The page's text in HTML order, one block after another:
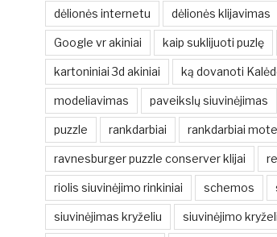
dėlionės internetu dėlionės klijavimas
Google vr akiniai kaip suklijuoti puzlę
kartoniniai 3d akiniai ką dovanoti
modeliavimas paveikslų siuvinėjimas
puzzle rankdarbiai rankdarbiai
ravnesburger puzzle conserver klijai
riolis siuvinėjimo rinkiniai schemos
siuvinėjimas kryželiu siuvinėjimo